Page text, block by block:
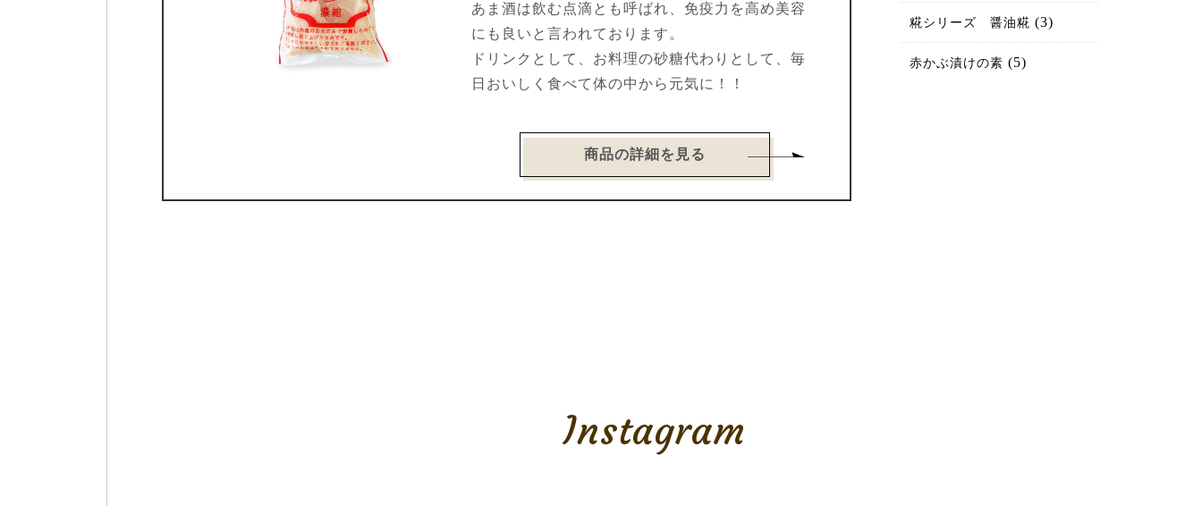
あま酒は飲む点滴とも呼ばれ、免疫力を高め美容
にも良いと言われております。
ドリンクとして、お料理の砂糖代わりとして、毎
日おいしく食べて体の中から元気に！！
商品の詳細を見る
糀シリーズ 醤油糀 (3)
赤かぶ漬けの素 (5)
Instagram